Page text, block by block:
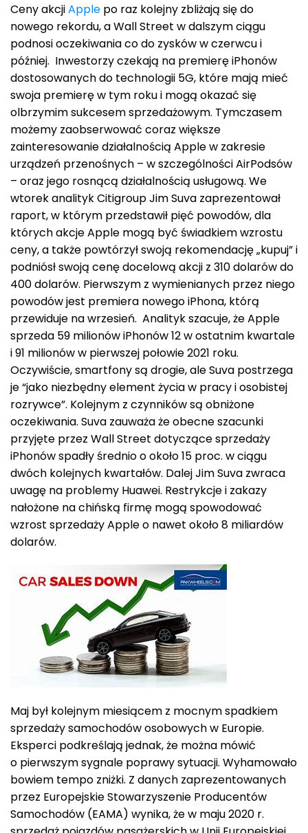
Ceny akcjiApple po raz kolejny zbliżają się do
nowego rekordu, a Wall Street w dalszym ciągu
podnosi oczekiwania co do zysków w czerwcu i
później. Inwestorzy czekają na premierę iPhonów
dostosowanych do technologii 5G, które mają mieć
swoja premierę w tym roku i mogą okazać się
olbrzymim sukcesem sprzedażowym. Tymczasem
możemy zaobserwować coraz większe
zainteresowanie działalnością Apple w zakresie
urządzeń przenośnych – w szczególności AirPodsów
– oraz jego rosnącą działalnością usługową. We
wtorek analityk Citigroup Jim Suva zaprezentował
raport, w którym przedstawił pięć powodów, dla
których akcje Apple mogą być świadkiem wzrostu
ceny, a także powtórzył swoją rekomendację „kupuj” i
podniósł swoją cenę docelową akcji z 310 dolarów do
400 dolarów. Pierwszym z wymienianych przez niego
powodów jest premiera nowego iPhona, którą
przewiduje na wrzesień. Analityk szacuje, że Apple
sprzeda 59 milionów iPhonów 12 w ostatnim kwartale
i 91 milionów w pierwszej połowie 2021 roku.
Oczywiście, smartfony są drogie, ale Suva postrzega
je “jako niezbędny element życia w pracy i osobistej
rozrywce”. Kolejnym z czynników są obniżone
oczekiwania. Suva zauważa że obecne szacunki
przyjęte przez Wall Street dotyczące sprzedaży
iPhonów spadły średnio o około 15 proc. w ciągu
dwóch kolejnych kwartałów. Dalej Jim Suva zwraca
uwagę na problemy Huawei. Restrykcje i zakazy
nałożone na chińską firmę mogą spowodować
wzrost sprzedaży Apple o nawet około 8 miliardów
dolarów.
Maj był kolejnym miesiącem z mocnym spadkiem
sprzedaży samochodów osobowych w Europie.
Eksperci podkreślają jednak, że można mówić
o pierwszym sygnale poprawy sytuacji. Wyhamowało
bowiem tempo zniżki. Z danych zaprezentowanych
przez Europejskie Stowarzyszenie Producentów
Samochodów (EAMA) wynika, że w maju 2020 r.